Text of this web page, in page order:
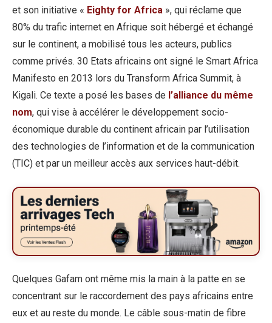
et son initiative « Eighty for Africa », qui réclame que
80% du trafic internet en Afrique soit hébergé et échangé
sur le continent, a mobilisé tous les acteurs, publics
comme privés. 30 Etats africains ont signé le Smart Africa
Manifesto en 2013 lors du Transform Africa Summit, à
Kigali. Ce texte a posé les bases de l’alliance du même
nom, qui vise à accélérer le développement socio-
économique durable du continent africain par l’utilisation
des technologies de l’information et de la communication
(TIC) et par un meilleur accès aux services haut-débit.
Quelques Gafam ont même mis la main à la patte en se
concentrant sur le raccordement des pays africains entre
eux et au reste du monde. Le câble sous-matin de fibre